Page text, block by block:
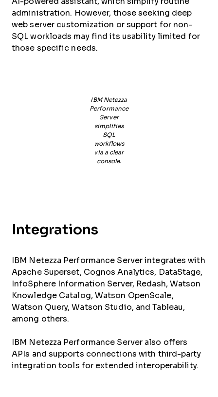
administration. However, those seeking deep
web server customization or support for non-
SQL workloads may find its usability limited for
those specific needs.
IBM Netezza
Performance
Server
simplifies
SQL
workflows
via a clear
console.
Integrations
IBM Netezza Performance Server integrates with
Apache Superset, Cognos Analytics, DataStage,
InfoSphere Information Server, Redash, Watson
Knowledge Catalog, Watson OpenScale,
Watson Query, Watson Studio, and Tableau,
among others.
IBM Netezza Performance Server also offers
APIs and supports connections with third-party
integration tools for extended interoperability.